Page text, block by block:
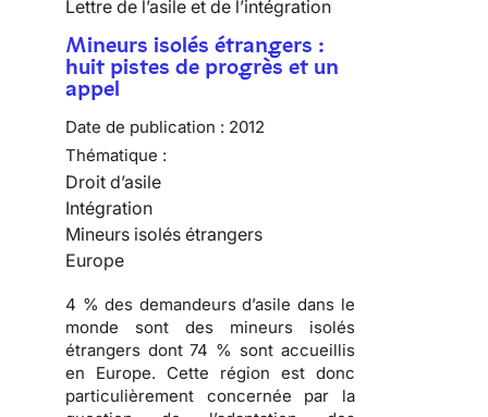
Lettre de l’asile et de l’intégration
Mineurs isolés étrangers :
huit pistes de progrès et un
appel
Date de publication : 2012
Thématique :
Droit d’asile
Intégration
Mineurs isolés étrangers
Europe
4 % des demandeurs d’asile dans le
monde sont des mineurs isolés
étrangers dont 74 % sont accueillis
en Europe. Cette région est donc
particulièrement concernée par la